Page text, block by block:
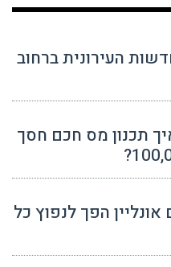
העירונית ברחוב
תכנון מס חכם חסך
הפך לנפוץ כל